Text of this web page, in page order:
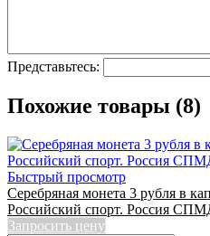
Представьтесь:
Похожие товары (8)
Быстрый просмотр
Серебряная монета 3 рубля в
Российский спорт. Россия
Запросить цену